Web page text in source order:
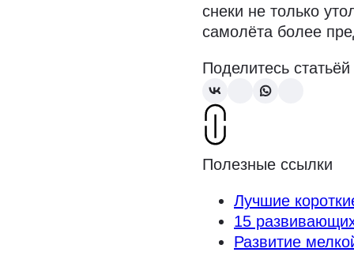
снеки не только
самолёта более
Поделитесь статьёй
Полезные ссылки
Лучшие
15
Развитие